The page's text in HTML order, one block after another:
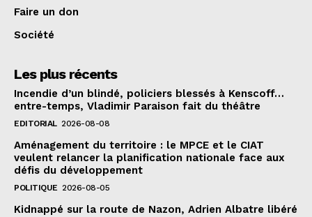
Faire un don
Société
Les plus récents
Incendie d’un blindé, policiers blessés à Kenscoff…
entre-temps, Vladimir Paraison fait du théâtre
EDITORIAL 2026-08-08
Aménagement du territoire : le MPCE et le CIAT
veulent relancer la planification nationale face aux
défis du développement
POLITIQUE 2026-08-05
Kidnappé sur la route de Nazon, Adrien Albatre libéré